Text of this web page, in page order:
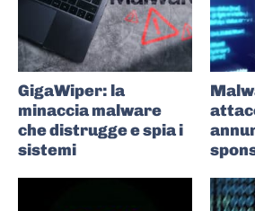
GigaWiper: la
minaccia malware
che distrugge e spia i
sistemi